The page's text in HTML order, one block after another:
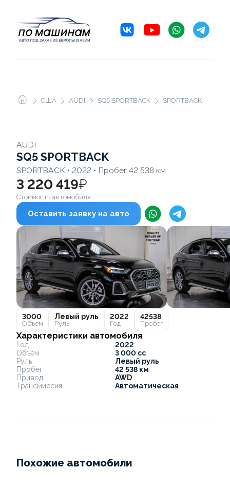
США AUDI SQ5 SPORTBACK SPORTBACK
AUDI
SQ5 SPORTBACK
SPORTBACK • 2022 • Пробег 42 538 км
3 220 419₽
Стоимость автомобиля
Оставить заявку на авто
3000
Объем
Левый руль
Руль
2022
Год
42538
Пробег
Характеристики автомобиля
Год
2022
Объем
3 000 cc
Руль
Левый руль
Пробег
42 538 км
Привод
AWD
Трансмиссия
Автоматическая
Похожие автомобили